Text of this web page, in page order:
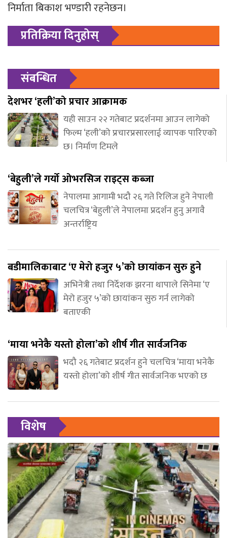
निर्माता बिकाश भण्डारी रहनेछन।
प्रतिक्रिया दिनुहोस्
संबन्धित
देशभर ‘हली’को प्रचार आक्रामक
यही साउन २२ गतेबाट प्रदर्शनमा आउन लागेको
फिल्म ‘हली’को प्रचारप्रसारलाई व्यापक पारिएको
छ। निर्माण टिमले
‘बेहुली’ले गर्यो ओभरसिज राइट्स कब्जा
नेपालमा आगामी भदौ २६ गते रिलिज हुने नेपाली
चलचित्र ‘बेहुली’ले नेपालमा प्रदर्शन हुनु अगावै
अन्तर्राष्ट्रिय
बडीमालिकाबाट ‘ए मेरो हजुर ५’को छायांकन सुरु हुने
अभिनेत्री तथा निर्देशक झरना थापाले सिनेमा ‘ए
मेरो हजुर ५’को छायांकन सुरु गर्न लागेको
बताएकी
‘माया भनेकै यस्तो होला’को शीर्ष गीत सार्वजनिक
भदौ २६ गतेबाट प्रदर्शन हुने चलचित्र ‘माया भनेकै
यस्तो होला’को शीर्ष गीत सार्वजनिक भएको छ
विशेष